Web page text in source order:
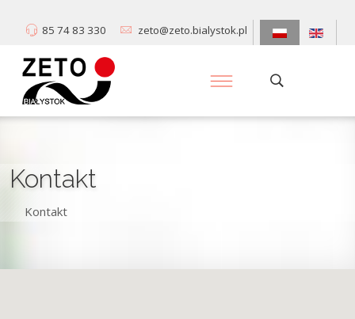
85 74 83 330 zeto@zeto.bialystok.pl
Kontakt
Kontakt